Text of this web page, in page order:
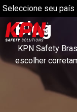
Seleccione seu país
Blog
KPN Safety
escolher